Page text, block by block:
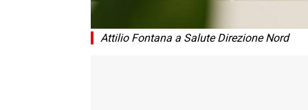
Attilio Fontana a Salute Direzione Nord